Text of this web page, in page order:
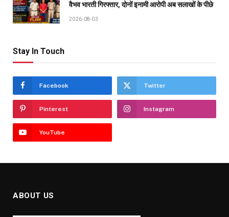
वैभव भारती गिरफ्तार, दोनों इनामी आरोपी अब सलाखों के पीछे
2026-08-03
Stay In Touch
Facebook Twitter
Pinterest Instagram
YouTube
ABOUT US